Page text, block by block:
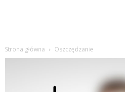
Strona główna Oszczędzanie